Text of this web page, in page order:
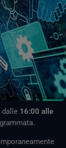
dalle 16:00 alle